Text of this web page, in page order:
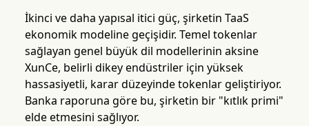
İkinci ve daha yapısal itici güç, şirketin TaaS
ekonomik modeline geçişidir. Temel tokenlar
sağlayan genel büyük dil modellerinin aksine
XunCe, belirli dikey endüstriler için yüksek
hassasiyetli, karar düzeyinde tokenlar geliştiriyor.
Banka raporuna göre bu, şirketin bir "kıtlık primi"
elde etmesini sağlıyor.